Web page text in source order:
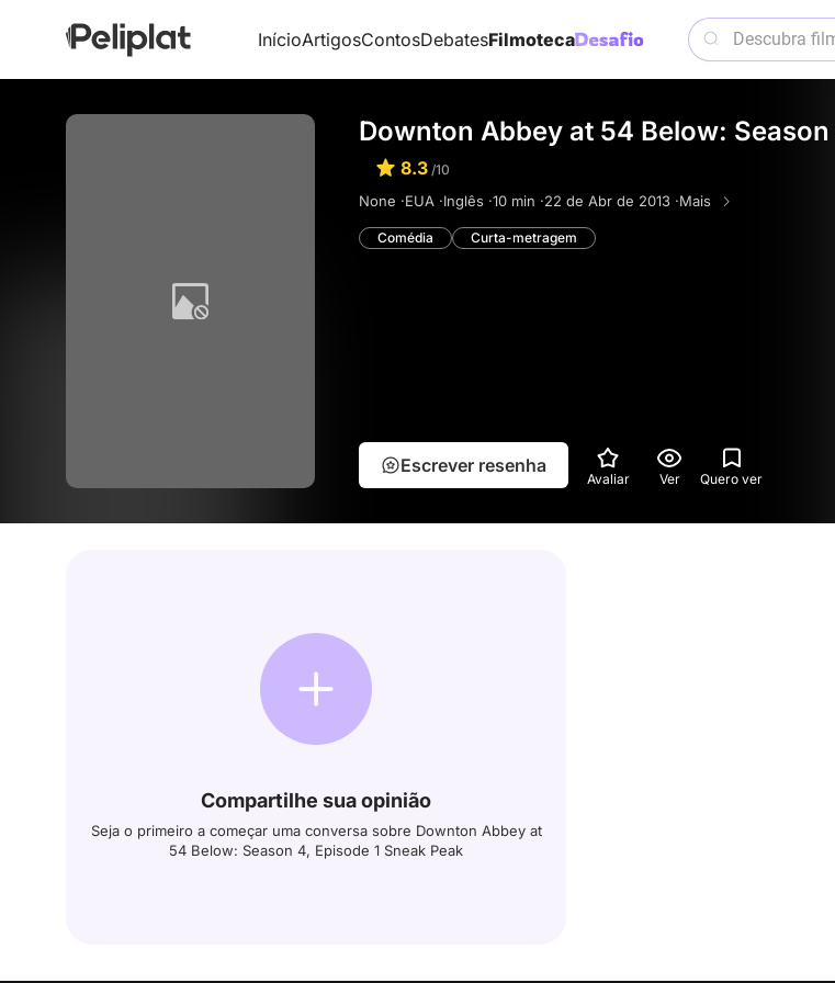
InícioArtigosContosDebatesFilmoteca
Downton Abbey at 54 Below:
8.3 /10
None ·EUA ·Inglês ·10 min ·22 de Abr de 2013 ·Mais
Comédia Curta-metragem
Escrever resenha
Avaliar Ver Quero ver
Compartilhe sua opinião
Seja o primeiro a começar uma conversa sobre Downton Abbey at
54 Below: Season 4, Episode 1 Sneak Peak